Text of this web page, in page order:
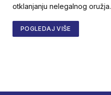
otklanjanju nelegalnog oružja.
POGLEDAJ VIŠE